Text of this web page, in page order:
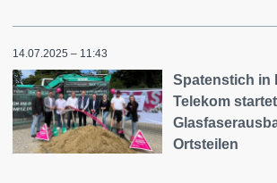
14.07.2025 – 11:43
Spatenstich in
Telekom
Ortsteilen